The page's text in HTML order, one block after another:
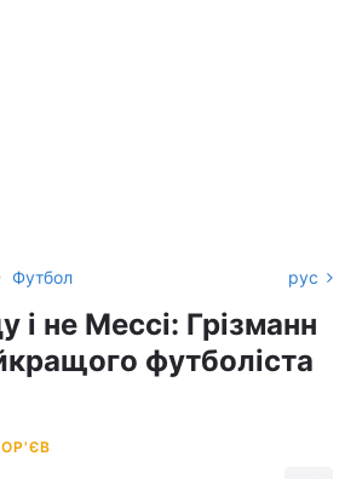
Футбол рус
і не Мессі: Грізманн
футболіста